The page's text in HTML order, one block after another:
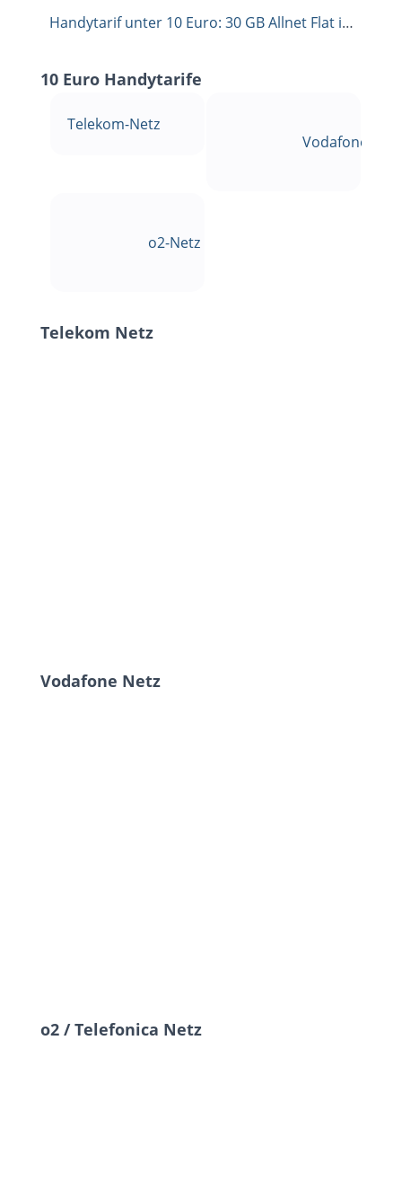
Handytarif unter 10 Euro: 30 GB Allnet Flat im Telekom Netz für 9,99 €
10 Euro Handytarife
Telekom-Netz
Vodafone-Netz
o2-Netz
Telekom Netz
Vodafone Netz
o2 / Telefonica Netz